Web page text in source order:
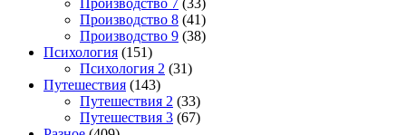
Производство 7 (33)
Производство 8 (41)
Производство 9 (38)
Психология (151)
Психология 2 (31)
Путешествия (143)
Путешествия 2 (33)
Путешествия 3 (67)